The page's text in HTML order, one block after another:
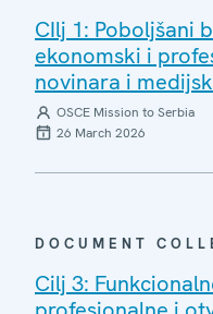
CIlj 1: Poboljšani
ekonomski i
novinara i
OSCE Mission to Serbia
26 March 2026
DOCUMENT
Cilj 3: